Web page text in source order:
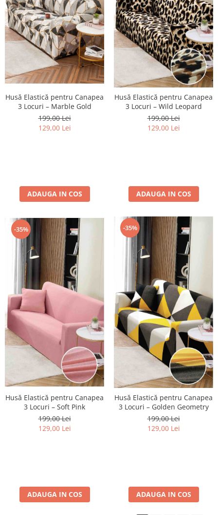
Husă Elastică pentru Canapea
3 Locuri – Marble Gold
199,00 Lei
129,00 Lei
ADAUGA IN COS
Husă Elastică pentru Canapea
3 Locuri – Wild Leopard
199,00 Lei
129,00 Lei
ADAUGA IN COS
-35%
Husă Elastică pentru Canapea
3 Locuri – Soft Pink
199,00 Lei
129,00 Lei
ADAUGA IN COS
-35%
Husă Elastică pentru Canapea
3 Locuri – Golden Geometry
199,00 Lei
129,00 Lei
ADAUGA IN COS